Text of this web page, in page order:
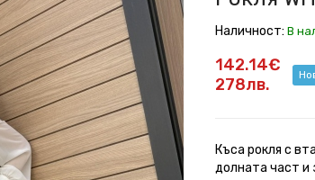
Наличност: В
142.14€
278лв.
Къса рокля с
долната част и